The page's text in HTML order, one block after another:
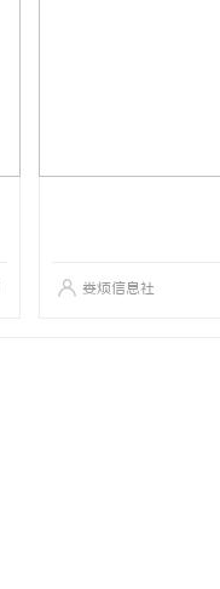
娄烦信息社